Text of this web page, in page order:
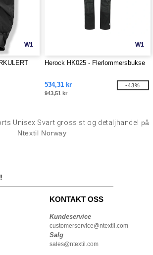
W1 W1
Herock HK025 - Flerlommersbukse
534,31 kr
943,51 kr
-43%
Unisex Svart grossist og detaljhandel
på
Ntextil Norway
KONTAKT OSS
Kundeservice
customerservice@ntextil.com
Salg
sales@ntextil.com